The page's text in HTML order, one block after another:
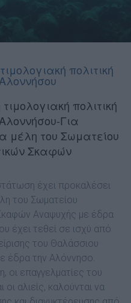
πολιτική
πολιτική
Για
μέλη του Σωματείου
Σκαφών
έχει προκαλέσει
του Σωματείου
Αναψυχής με έδρα
έχει τεθεί σε ισχύ από
του Θαλάσσιου
έδρα την Αλόννησο.
οι επαγγελματίες του
αλιείς, καλούνται να